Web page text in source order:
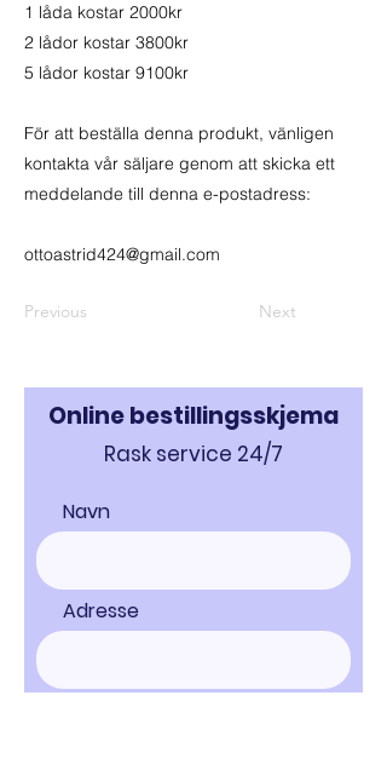
1 låda kostar 2000kr
2 lådor kostar 3800kr
5 lådor kostar 9100kr
För att beställa denna produkt, vänligen
kontakta vår säljare genom att skicka ett
meddelande till denna e-postadress:
ottoastrid424@gmail.com
Previous Next
Online bestillingsskjema
Rask service 24/7
Navn
Adresse